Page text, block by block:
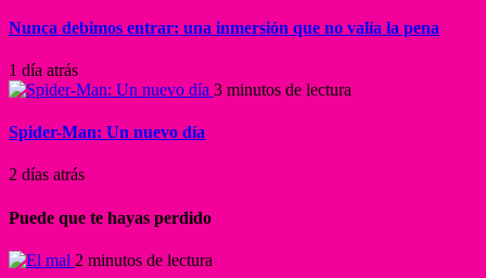
Nunca debimos entrar: una inmersión que no valía la pena
1 día atrás
3 minutos de lectura
Spider-Man: Un nuevo día
2 días atrás
Puede que te hayas perdido
2 minutos de lectura